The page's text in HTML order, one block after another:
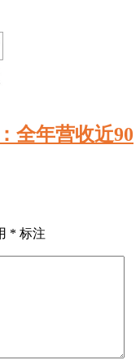
全年营收近90
* 标注